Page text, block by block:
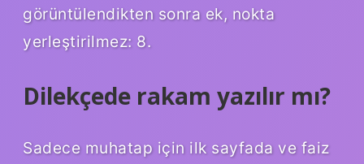
görüntülendikten sonra ek, nokta
yerleştirilmez: 8.
Dilekçede rakam yazılır mı?
Sadece muhatap için ilk sayfada ve faiz